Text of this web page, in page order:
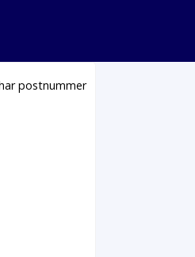
postnummer